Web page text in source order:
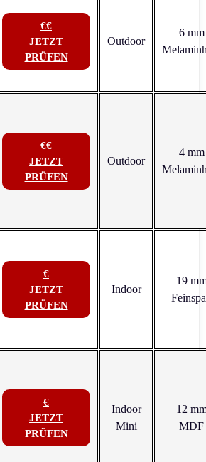
€€
JETZT
PRÜFEN
Outdoor
6 mm
€€
JETZT
PRÜFEN
Outdoor
4 mm
€
JETZT
PRÜFEN
Indoor
19
€
JETZT
PRÜFEN
Indoor
Mini
12
MDF